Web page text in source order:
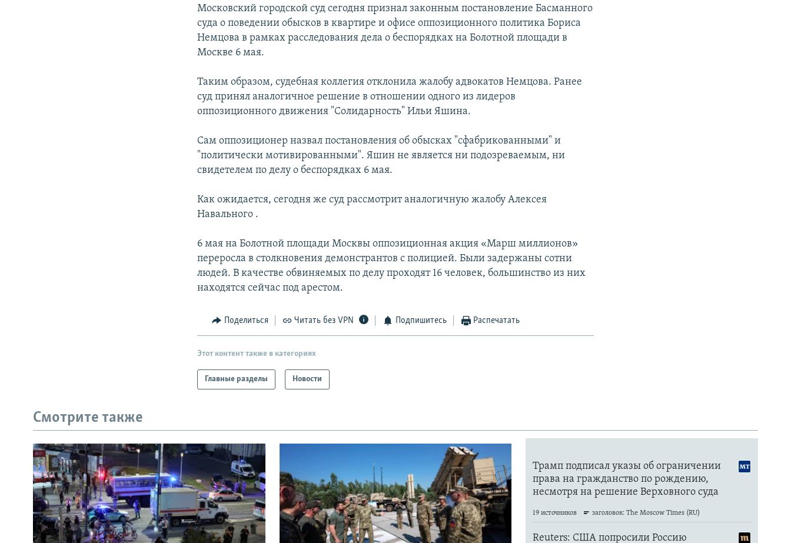
Московский городской суд сегодня признал законным постановление Басманного
суда о поведении обысков в квартире и офисе оппозиционного политика Бориса
Немцова в рамках расследования дела о беспорядках на Болотной площади в
Москве 6 мая.
Таким образом, судебная коллегия отклонила жалобу адвокатов Немцова. Ранее
суд принял аналогичное решение в отношении одного из лидеров
оппозиционного движения "Солидарность" Ильи Яшина.
Сам оппозиционер назвал постановления об обысках "сфабрикованными" и
"политически мотивированными". Яшин не является ни подозреваемым, ни
свидетелем по делу о беспорядках 6 мая.
Как ожидается, сегодня же суд рассмотрит аналогичную жалобу Алексея
Навального .
6 мая на Болотной площади Москвы оппозиционная акция «Марш миллионов»
переросла в столкновения демонстрантов с полицией. Были задержаны сотни
людей. В качестве обвиняемых по делу проходят 16 человек, большинство из них
находятся сейчас под арестом.
Поделиться Читать без VPN Подпишитесь Распечатать
Этот контент также в категориях
Главные разделы Новости
Смотрите также